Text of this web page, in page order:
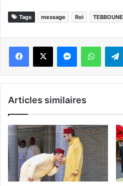
Tags message Roi TEBBOUNE
WhatsApp
Articles similaires